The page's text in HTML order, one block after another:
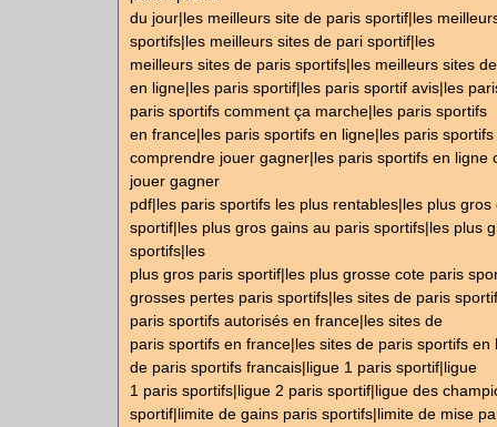
du jour|les meilleurs site de paris sportif|les
sportifs|les meilleurs sites de pari sportif|les
meilleurs sites de paris sportifs|les meilleurs sites
en ligne|les paris sportif|les paris sportif avis|les
paris sportifs comment ça marche|les paris sportifs
en france|les paris sportifs en ligne|les paris
comprendre jouer gagner|les paris sportifs en ligne
jouer gagner
pdf|les paris sportifs les plus rentables|les plus
sportif|les plus gros gains au paris sportifs|les plus
sportifs|les
plus gros paris sportif|les plus grosse cote paris
grosses pertes paris sportifs|les sites de paris
paris sportifs autorisés en france|les sites de
paris sportifs en france|les sites de paris sportifs en
de paris sportifs francais|ligue 1 paris sportif|ligue
1 paris sportifs|ligue 2 paris sportif|ligue des
sportif|limite de gains paris sportifs|limite de mise